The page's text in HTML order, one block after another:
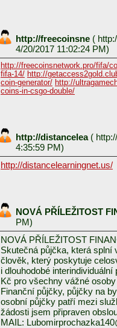
http://freecoinsne (
4/20/2017 11:02:24 PM)
http://freecoinsnetwork.pro/fifa/
fifa-14/ http://
coin-generator/ http://
coins-in-csgo-double/
http://distancelea (
4:35:59 PM)
http://distancelearningnet.us/
NOVÁ PŘÍLEŽITOST
PM)
NOVÁ PŘÍLEŽITOST
Skutečná půjčka, která
člověk, který poskytuje
i dlouhodobé
Kč pro všechny vážné
Finanční půjčky, půjčky na
osobní půjčky patří mezi
žádosti jsem připraven
MAIL: